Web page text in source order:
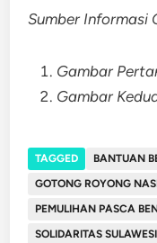
Sumber Informasi
Gambar
Gambar
TAGGED
BANTUAN
GOTONG ROYONG
PEMULIHAN PASCA
SOLIDARITAS